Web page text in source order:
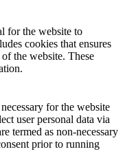
for the website to
cookies that ensures
the website. These
for the website
user personal data via
termed as non-necessary
prior to running